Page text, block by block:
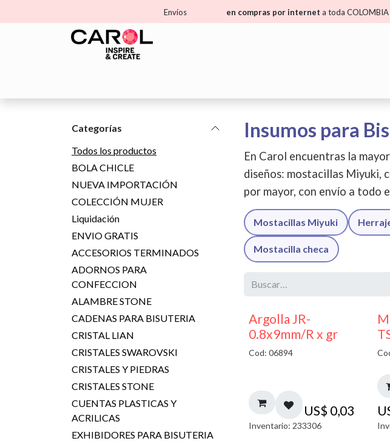
Envíos en compras por internet a toda
Categorías
Todos los productos
BOLA CHICLE
NUEVA IMPORTACIÓN
COLECCIÓN MUJER
Liquidación
ENVIO GRATIS
ACCESORIOS TERMINADOS
ADORNOS PARA
CONFECCION
ALAMBRE STONE
CADENAS PARA BISUTERIA
CRISTAL LIAN
CRISTALES SWAROVSKI
CRISTALES Y PIEDRAS
CRISTALES STONE
CUENTAS PLASTICAS Y
ACRILICAS
EXHIBIDORES PARA BISUTERIA
Insumos para
En Carol encuentras la
diseños: mostacillas Miyuki,
por mayor, con envío a todo
Mostacillas Miyuki
Mostacilla checa
Argolla JR-
0.8x9mm/R x gr
Cod: 06894
US$ 0,03
Inventario: 233306